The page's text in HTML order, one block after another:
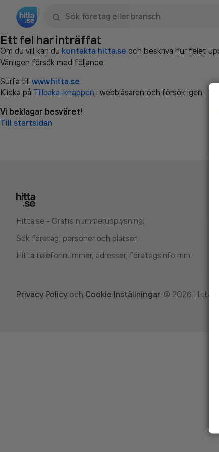
Ett fel har inträffat
Om du vill kan du kontakta hitta.se och beskriva hur felet
Vänligen försök med följande:
Surfa till www.hitta.se
Klicka på Tillbaka-knappen i webbläsaren och försök igen
Vi beklagar besväret!
Till startsidan
Hitta.se - Gratis nummerupplysning.
Sök företag, personer och platser.
Hitta telefonnummer, adresser, företagsinfo mm.
Privacy Policy och Cookie Inställningar. © 2026 Hitta.se